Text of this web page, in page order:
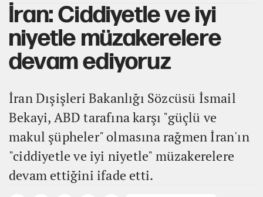
İran: Ciddiyetle ve iyi
niyetle müzakerelere
devam ediyoruz
İran Dışişleri Bakanlığı Sözcüsü İsmail
Bekayi, ABD tarafına karşı "güçlü ve
makul şüpheler" olmasına rağmen İran'ın
"ciddiyetle ve iyi niyetle" müzakerelere
devam ettiğini ifade etti.